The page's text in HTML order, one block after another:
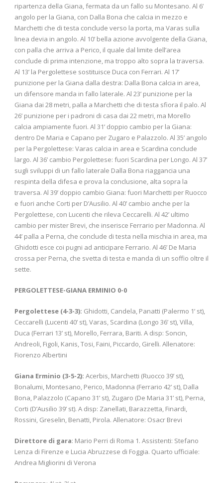
ripartenza della Giana, fermata da un fallo su Montesano. Al 6’
angolo per la Giana, con Dalla Bona che calcia in mezzo e
Marchetti che di testa conclude verso la porta, ma Varas sulla
linea devia in angolo. Al 10’ bella azione avvolgente della Giana,
con palla che arriva a Perico, il quale dal limite dell’area
conclude di prima intenzione, ma troppo alto sopra la traversa.
Al 13’ la Pergolettese sostituisce Duca con Ferrari. Al 17’
punizione per la Giana dalla destra: Dalla Bona calcia in area,
un difensore manda in fallo laterale. Al 23’ punizione per la
Giana dai 28 metri, palla a Marchetti che di testa sfiora il palo. Al
26’ punizione per i padroni di casa dai 22 metri, ma Morello
calcia ampiamente fuori. Al 31’ doppio cambio per la Giana:
dentro De Maria e Capano per Zugaro e Palazzolo. Al 35’ angolo
per la Pergolettese: Varas calcia in area e Scardina conclude
largo. Al 36’ cambio Pergolettese: fuori Scardina per Longo. Al 37’
sugli sviluppi di un fallo laterale Dalla Bona riaggancia una
respinta della difesa e prova la conclusione, alta sopra la
traversa. Al 39’ doppio cambio Giana: fuori Marchetti per Ruocco
e fuori anche Corti per D’Ausilio. Al 40’ cambio anche per la
Pergolettese, con Lucenti che rileva Ceccarelli. Al 42’ ultimo
cambio per mister Brevi, che inserisce Ferrario per Madonna. Al
44’ palla a Perna, che conclude di testa nella mischia in area, ma
Ghidotti esce coi pugni ad anticipare Ferrario. Al 46’ De Maria
crossa per Perna, che svetta di testa e manda di un soffio oltre il
sette.
PERGOLETTESE-GIANA ERMINIO 0-0
Pergolettese (4-3-3): Ghidotti, Candela, Panatti (Palermo 1’ st),
Ceccarelli (Lucenti 40’ st), Varas, Scardina (Longo 36’ st), Villa,
Duca (Ferrari 13’ st), Morello, Ferrara, Bariti. A disp: Soncin,
Andreoli, Figoli, Kanis, Tosi, Faini, Piccardo, Girelli. Allenatore:
Fiorenzo Albertini
Giana Erminio (3-5-2): Acerbis, Marchetti (Ruocco 39’ st),
Bonalumi, Montesano, Perico, Madonna (Ferrario 42’ st), Dalla
Bona, Palazzolo (Capano 31’ st), Zugaro (De Maria 31’ st), Perna,
Corti (D’Ausilio 39’ st). A disp: Zanellati, Barazzetta, Finardi,
Rossini, Greselin, Benatti, Pirola. Allenatore: Osacr Brevi
Direttore di gara: Mario Perri di Roma 1. Assistenti: Stefano
Lenza di Firenze e Lucia Abruzzese di Foggia. Quarto ufficiale:
Andrea Migliorini di Verona